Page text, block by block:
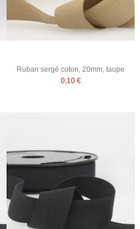
Ruban sergé coton, 20mm, taupe
0,10 €